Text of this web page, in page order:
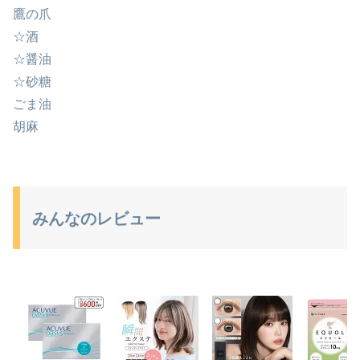
鷹の爪
☆酒
☆醤油
☆砂糖
ごま油
胡麻
みんなのレビュー